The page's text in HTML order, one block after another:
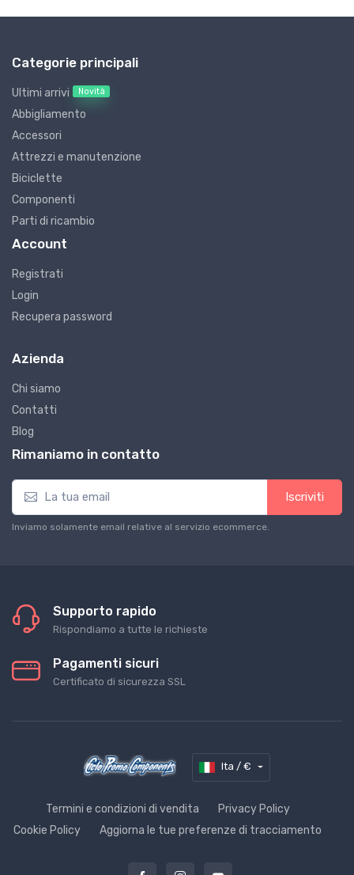
Categorie principali
Ultimi arrivi Novità
Abbigliamento
Accessori
Attrezzi e manutenzione
Biciclette
Componenti
Parti di ricambio
Account
Registrati
Login
Recupera password
Azienda
Chi siamo
Contatti
Blog
Rimaniamo in contatto
Iscriviti
Inviamo solamente email relative al servizio ecommerce.
Supporto rapido
Rispondiamo a tutte le richieste
Pagamenti sicuri
Certificato di sicurezza SSL
Ita / €
Termini e condizioni di vendita
Privacy Policy
Cookie Policy
Aggiorna le tue preferenze di tracciamento